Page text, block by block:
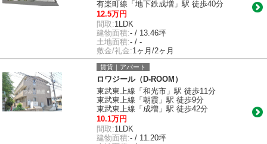
有楽町線「地下鉄成増」駅 徒歩40分
12.5万円
間取:1LDK
建物面積:- / 13.46坪
土地面積:- / -
敷金/礼金:1ヶ月/2ヶ月
賃貸｜アパート
ロワジール（D-ROOM）
東武東上線「和光市」駅 徒歩11分
東武東上線「朝霞」駅 徒歩9分
東武東上線「成増」駅 徒歩42分
10.1万円
間取:1LDK
建物面積:- / 11.20坪